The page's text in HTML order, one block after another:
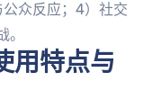
众反应；4）社交
用特点与